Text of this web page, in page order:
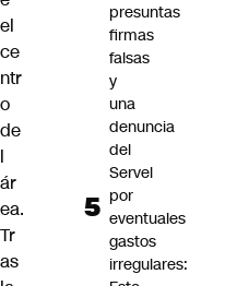
el
ce
ntr
o
de
l
ár
ea.
Tr
as
presuntas
firmas
falsas
y
una
denuncia
del
Servel
por
eventuales
gastos
irregulares: